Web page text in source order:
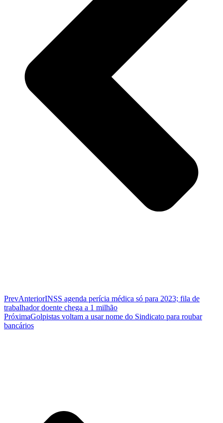
PrevAnteriorINSS agenda perícia médica só para 2023; fila de
trabalhador doente chega a 1 milhão
PróximaGolpistas voltam a usar nome do Sindicato para roubar
bancários